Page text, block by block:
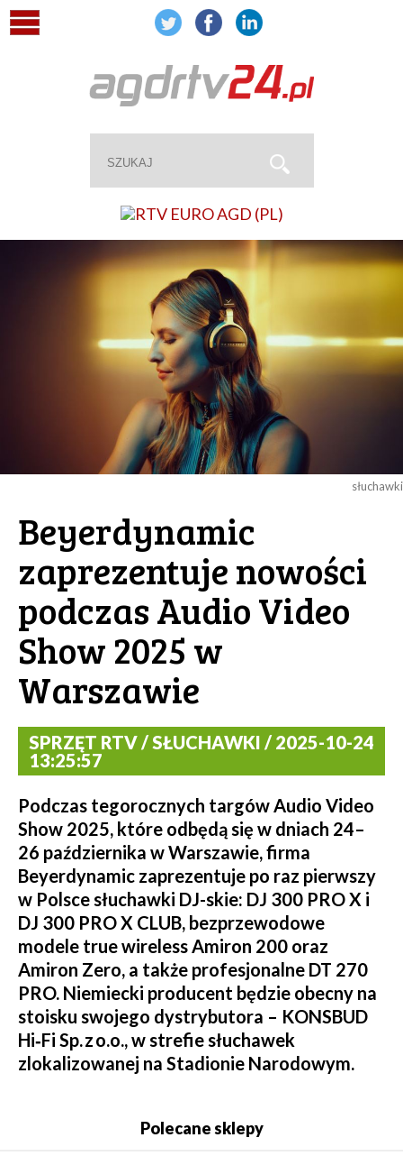
słuchawki
Beyerdynamic
zaprezentuje nowości
podczas Audio Video
Show 2025 w
Warszawie
SPRZĘT RTV / SŁUCHAWKI / 2025-10-24
13:25:57
Podczas tegorocznych targów Audio Video
Show 2025, które odbędą się w dniach 24–
26 października w Warszawie, firma
Beyerdynamic zaprezentuje po raz pierwszy
w Polsce słuchawki DJ-skie: DJ 300 PRO X i
DJ 300 PRO X CLUB, bezprzewodowe
modele true wireless Amiron 200 oraz
Amiron Zero, a także profesjonalne DT 270
PRO. Niemiecki producent będzie obecny na
stoisku swojego dystrybutora – KONSBUD
Hi‑Fi Sp. z o.o., w strefie słuchawek
zlokalizowanej na Stadionie Narodowym.
Polecane sklepy